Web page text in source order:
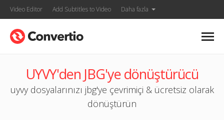
Video Editor Add Subtitles to Video Daha fazla
UYVY'den JBG'ye dönüştürücü
uyvy dosyalarınızı jbg'ye çevrimiçi & ücretsiz olarak
dönüştürün